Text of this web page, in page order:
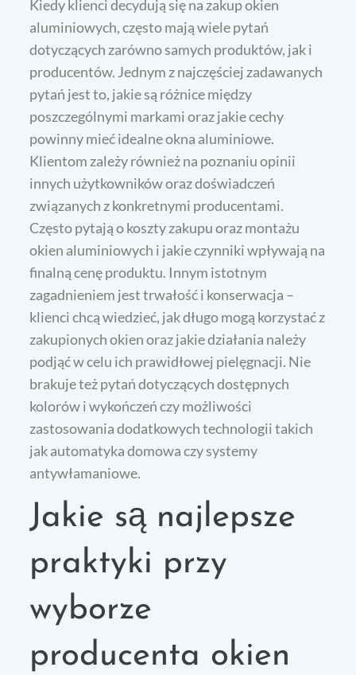
Kiedy klienci decydują się na zakup okien
aluminiowych, często mają wiele pytań
dotyczących zarówno samych produktów, jak i
producentów. Jednym z najczęściej zadawanych
pytań jest to, jakie są różnice między
poszczególnymi markami oraz jakie cechy
powinny mieć idealne okna aluminiowe.
Klientom zależy również na poznaniu opinii
innych użytkowników oraz doświadczeń
związanych z konkretnymi producentami.
Często pytają o koszty zakupu oraz montażu
okien aluminiowych i jakie czynniki wpływają na
finalną cenę produktu. Innym istotnym
zagadnieniem jest trwałość i konserwacja –
klienci chcą wiedzieć, jak długo mogą korzystać z
zakupionych okien oraz jakie działania należy
podjąć w celu ich prawidłowej pielęgnacji. Nie
brakuje też pytań dotyczących dostępnych
kolorów i wykończeń czy możliwości
zastosowania dodatkowych technologii takich
jak automatyka domowa czy systemy
antywłamaniowe.
Jakie są najlepsze
praktyki przy
wyborze
producenta okien